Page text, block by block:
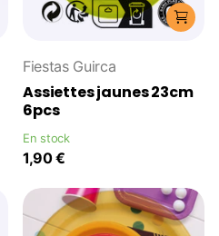
Fiestas Guirca
Assiettes jaunes 23cm
6pcs
En stock
1,90 €